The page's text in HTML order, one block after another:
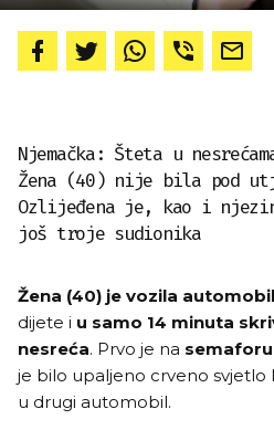
Njemačka: Šteta u
Žena (40) nije bila pod
Ozlijeđena je, kao i
još troje sudionika
Žena (40) je vozila automobil
dijete i u samo 14 minuta
nesreća. Prvo je na
je bilo upaljeno crveno svjetlo
u drugi automobil.